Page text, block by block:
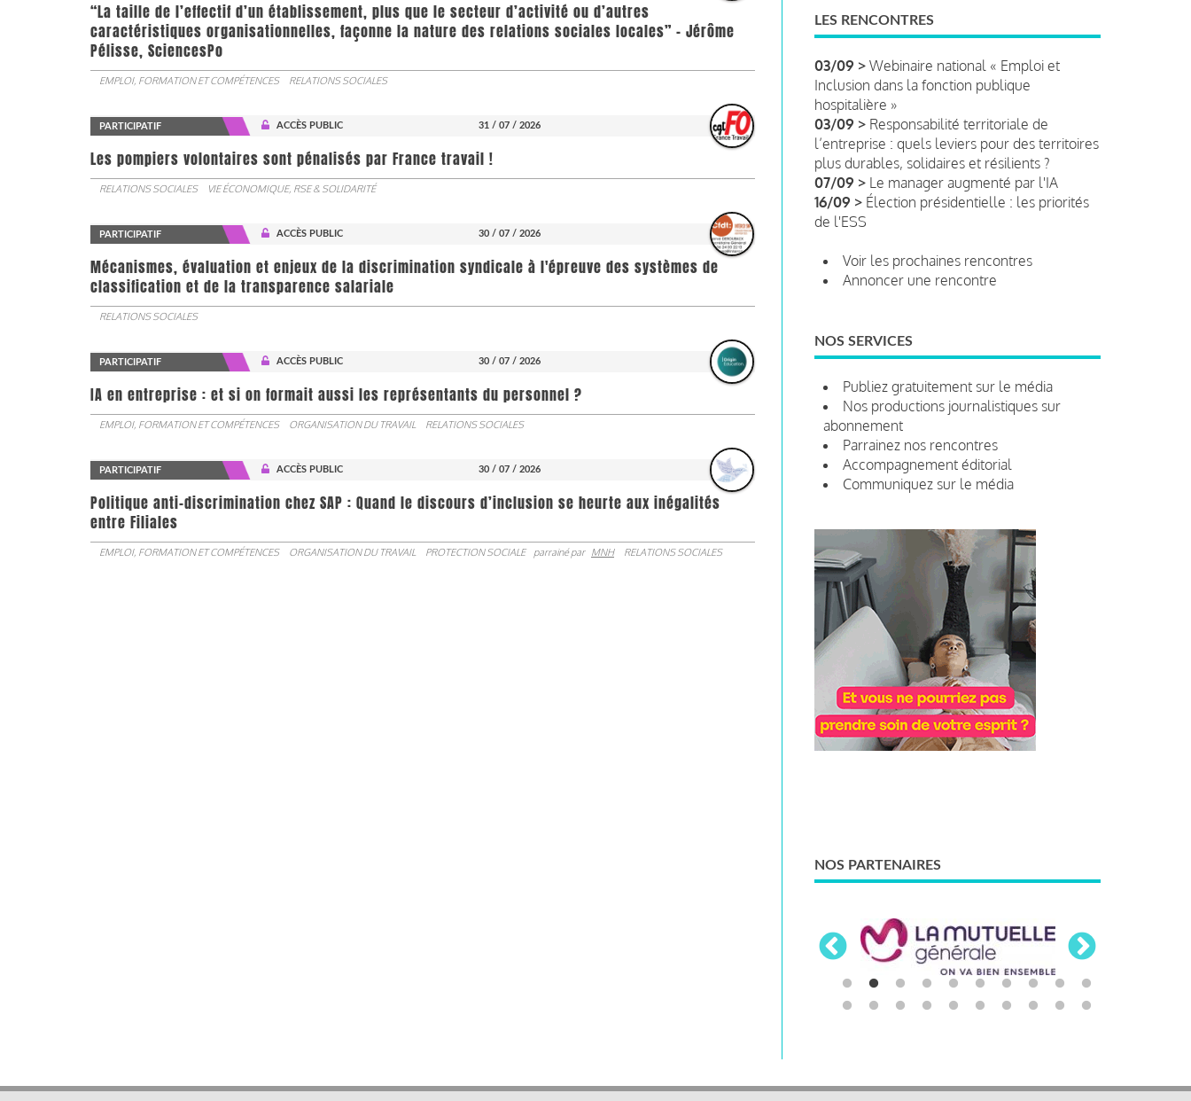
“La taille de l’effectif d’un établissement, plus que le secteur d’activité ou d’autres
caractéristiques organisationnelles, façonne la nature des relations sociales locales” - Jérôme
Pélisse, SciencesPo
EMPLOI, FORMATION ET COMPÉTENCES RELATIONS SOCIALES
PARTICIPATIF ACCÈS PUBLIC 31 / 07 / 2026
Les pompiers volontaires sont pénalisés par France travail !
RELATIONS SOCIALES VIE ÉCONOMIQUE, RSE & SOLIDARITÉ
PARTICIPATIF ACCÈS PUBLIC 30 / 07 / 2026
Mécanismes, évaluation et enjeux de la discrimination syndicale à l'épreuve des systèmes de
classification et de la transparence salariale
RELATIONS SOCIALES
PARTICIPATIF ACCÈS PUBLIC 30 / 07 / 2026
IA en entreprise : et si on formait aussi les représentants du personnel ?
EMPLOI, FORMATION ET COMPÉTENCES ORGANISATION DU TRAVAIL RELATIONS SOCIALES
PARTICIPATIF ACCÈS PUBLIC 30 / 07 / 2026
Politique anti-discrimination chez SAP : Quand le discours d’inclusion se heurte aux inégalités
entre Filiales
EMPLOI, FORMATION ET COMPÉTENCES ORGANISATION DU TRAVAIL PROTECTION SOCIALE parrainé par MNH RELATIONS SOCIALES
LES RENCONTRES
03/09 > Webinaire national « Emploi et
Inclusion dans la fonction publique
hospitalière »
03/09 > Responsabilité territoriale de
l’entreprise : quels leviers pour des territoires
plus durables, solidaires et résilients ?
07/09 > Le manager augmenté par l'IA
16/09 > Élection présidentielle : les priorités
de l'ESS
Voir les prochaines rencontres
Annoncer une rencontre
NOS SERVICES
Publiez gratuitement sur le média
Nos productions journalistiques sur
abonnement
Parrainez nos rencontres
Accompagnement éditorial
Communiquez sur le média
NOS PARTENAIRES